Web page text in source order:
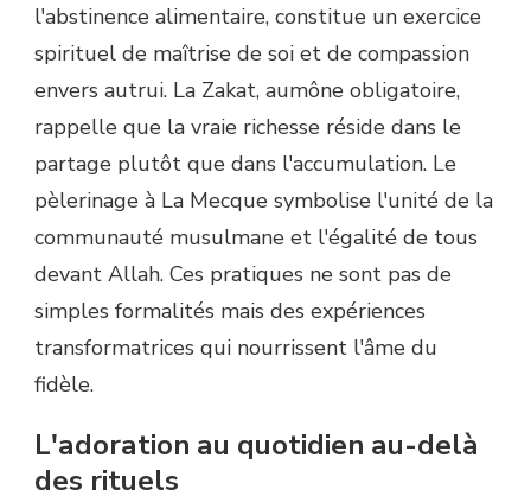
l'abstinence alimentaire, constitue un exercice
spirituel de maîtrise de soi et de compassion
envers autrui. La Zakat, aumône obligatoire,
rappelle que la vraie richesse réside dans le
partage plutôt que dans l'accumulation. Le
pèlerinage à La Mecque symbolise l'unité de la
communauté musulmane et l'égalité de tous
devant Allah. Ces pratiques ne sont pas de
simples formalités mais des expériences
transformatrices qui nourrissent l'âme du
fidèle.
L'adoration au quotidien au-delà
des rituels